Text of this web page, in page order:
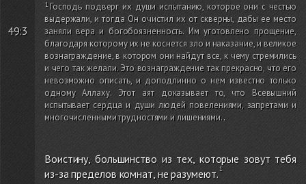
49:3
Господь подверг их души испытанию, которое они с честью
выдержали, и тогда Он очистил их от скверны, дабы ее место
заняли вера и богобоязненность. Им уготовлено прощение,
благодаря которому их не коснется зло и наказание, и великое
вознаграждение, в котором они найдут все, к чему стремились
и чего так желали. Это вознаграждение так прекрасно, что его
невозможно описать, и доподлинно о нем известно только
одному Аллаху. Этот аят доказывает то, что Всевышний
испытывает сердца и души людей повелениями, запретами и
многочисленными трудностями и лишениями..
Воистину, большинство из тех, которые зовут тебя
из-за пределов комнат, не разумеют.